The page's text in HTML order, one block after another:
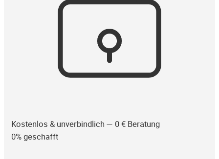
Kostenlos & unverbindlich — 0 € Beratung
0% geschafft